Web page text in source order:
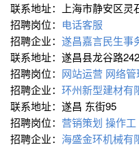
联系地址：上海市静安区灵
招聘岗位： 电话客服
招聘企业： 遂昌嘉言民生事
联系地址：遂昌县龙谷路
招聘岗位： 网站运营 网络管
招聘企业： 环州新型建材有
联系地址：遂昌 东街95
招聘岗位： 营销策划 操作工
招聘企业： 海盛金环机械有